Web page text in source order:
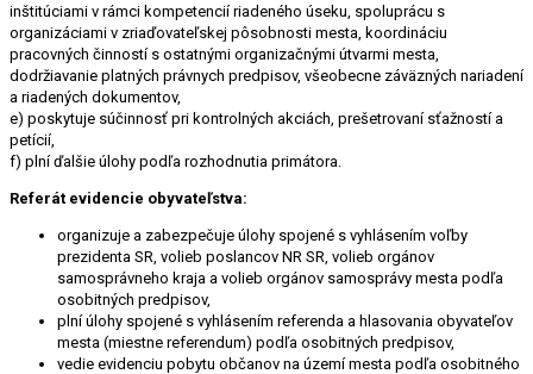
inštitúciami v rámci kompetencií riadeného úseku, spoluprácu s
organizáciami v zriaďovateľskej pôsobnosti mesta, koordináciu
pracovných činností s ostatnými organizačnými útvarmi mesta,
dodržiavanie platných právnych predpisov, všeobecne záväzných nariadení
a riadených dokumentov,
e) poskytuje súčinnosť pri kontrolných akciách, prešetrovaní sťažností a
petícií,
f) plní ďalšie úlohy podľa rozhodnutia primátora.
Referát evidencie obyvateľstva:
organizuje a zabezpečuje úlohy spojené s vyhlásením voľby
prezidenta SR, volieb poslancov NR SR, volieb orgánov
samosprávneho kraja a volieb orgánov samosprávy mesta podľa
osobitných predpisov,
plní úlohy spojené s vyhlásením referenda a hlasovania obyvateľov
mesta (miestne referendum) podľa osobitných predpisov,
vedie evidenciu pobytu občanov na území mesta podľa osobitného